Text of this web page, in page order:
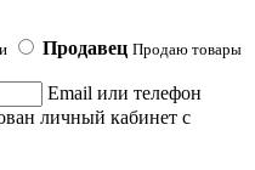
Продавец Продаю товары
Email или телефон
личный кабинет с